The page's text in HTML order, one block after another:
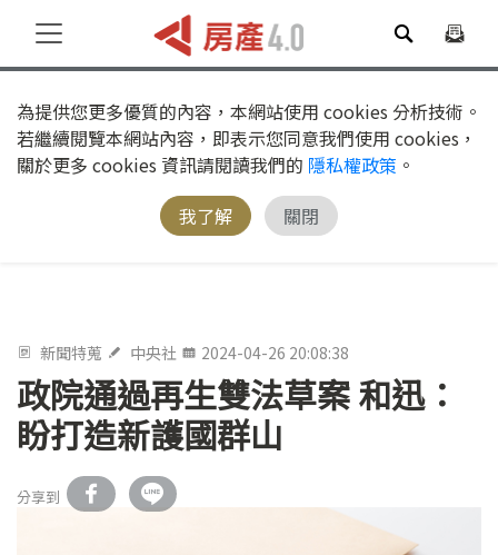
為提供您更多優質的內容，本網站使用 cookies 分析技術。
若繼續閱覽本網站內容，即表示您同意我們使用 cookies，
關於更多 cookies 資訊請閱讀我們的 隱私權政策 。
我了解
關閉
新聞特蒐 中央社 2024-04-26 20:08:38
政院通過再生雙法草案 和迅：
盼打造新護國群山
分享到